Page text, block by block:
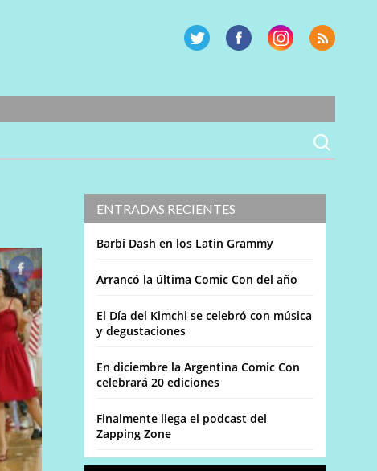
ENTRADAS RECIENTES
Barbi Dash en los Latin Grammy
Arrancó la última Comic Con del año
El Día del Kimchi se celebró con música
y degustaciones
En diciembre la Argentina Comic Con
celebrará 20 ediciones
Finalmente llega el podcast del
Zapping Zone